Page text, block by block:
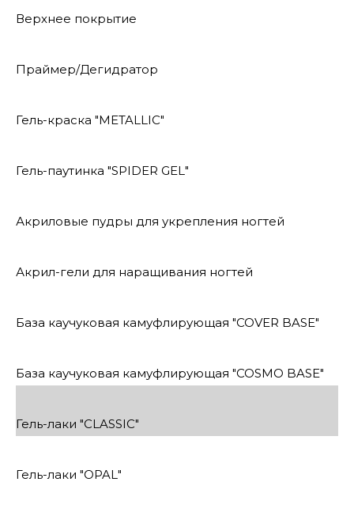
Верхнее покрытие
Праймер/Дегидратор
Гель-краска "METALLIC"
Гель-паутинка "SPIDER GEL"
Акриловые пудры для укрепления ногтей
Акрил-гели для наращивания ногтей
База каучуковая камуфлирующая "COVER BASE"
База каучуковая камуфлирующая "COSMO BASE"
Гель-лаки "CLASSIC"
Гель-лаки "OPAL"